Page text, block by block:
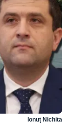
Ionuț Nichita